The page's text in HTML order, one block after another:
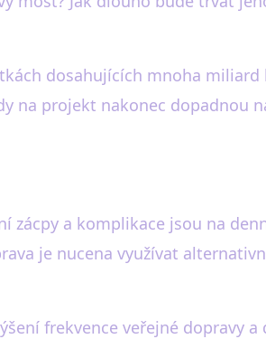
dosahujících mnoha
na projekt nakonec dopadnou
zácpy a komplikace jsou na
je nucena využívat
frekvence veřejné dopravy a